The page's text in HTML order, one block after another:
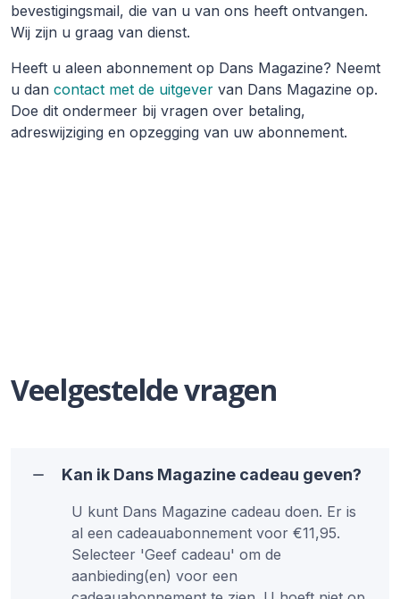
bevestigingsmail, die van u van ons heeft ontvangen.
Wij zijn u graag van dienst.
Heeft u aleen abonnement op Dans Magazine? Neemt
u dan contact met de uitgever van Dans Magazine op.
Doe dit ondermeer bij vragen over betaling,
adreswijziging en opzegging van uw abonnement.
Veelgestelde vragen
Kan ik Dans Magazine cadeau geven?
U kunt Dans Magazine cadeau doen. Er is
al een cadeauabonnement voor €11,95.
Selecteer 'Geef cadeau' om de
aanbieding(en) voor een